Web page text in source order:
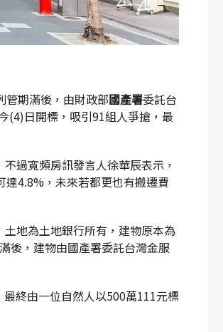
管期滿後，由財政部國產署委託台
(4)日開標，吸引91組人爭搶，最
過寬頻房訊發言人徐華辰表示，
達4.8%，未來若都更也有搬遷費
地為土地銀行所有，建物原本為
後，建物由國產署委託台灣金服
終由一位自然人以500萬111元標